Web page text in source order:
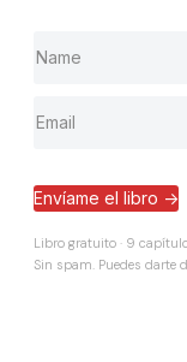
Envíame el libro →
Libro gratuito · 9
Sin spam. Puedes darte